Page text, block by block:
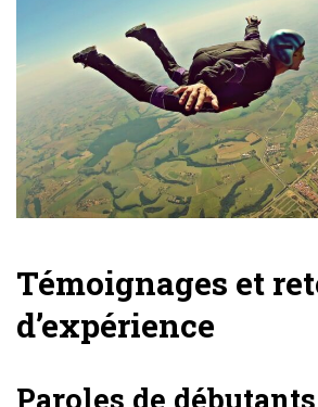
Témoignages et
d’expérience
Paroles de débutants